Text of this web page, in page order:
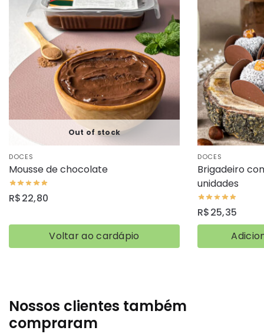
Out of stock
DOCES
Mousse de chocolate
R$22,80
Voltar ao cardápio
DOCES
Brigadeiro
unidades
R$25,35
Nossos clientes também
compraram